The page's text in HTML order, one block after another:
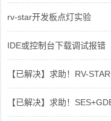
rv-star开发板点灯实验
IDE或控制台下载调试报错
【已解决】求助！RV-
【已解决】求助！